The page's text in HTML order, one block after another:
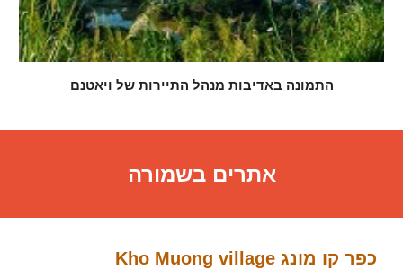
התמונה באדיבות מנהל התיירות של ויאטנם
אתרים בשמורה
כפר קו מונג Kho Muong village